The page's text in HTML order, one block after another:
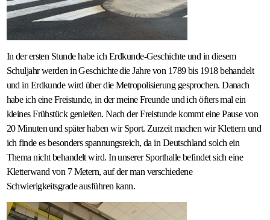
In der ersten Stunde habe ich Erdkunde-Geschichte und in diesem
Schuljahr werden in Geschichte die Jahre von 1789 bis 1918 behandelt
und in Erdkunde wird über die Metropolisierung gesprochen. Danach
habe ich eine Freistunde, in der meine Freunde und ich öfters mal ein
kleines Frühstück genießen. Nach der Freistunde kommt eine Pause von
20 Minuten und später haben wir Sport. Zurzeit machen wir Klettern und
ich finde es besonders spannungsreich, da in Deutschland solch ein
Thema nicht behandelt wird. In unserer Sporthalle befindet sich eine
Kletterwand von 7 Metern, auf der man verschiedene
Schwierigkeitsgrade ausführen kann.